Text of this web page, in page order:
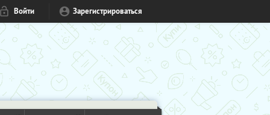
Войти Зарегистрироваться